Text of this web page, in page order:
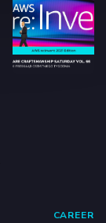
CAREER